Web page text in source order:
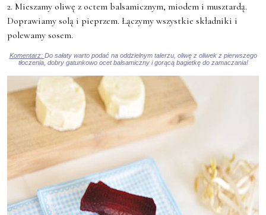
2. Mieszamy oliwę z octem balsamicznym, miodem i musztardą.
Doprawiamy solą i pieprzem. Łączymy wszystkie składniki i
polewamy sosem.
Komentarz: Do sałaty warto podać na oddzielnym talerzu, oliwę z oliwek z pierwszego
tłoczenia, dobry gatunkowo ocet balsamiczny i gorącą bagietkę do zamaczania!